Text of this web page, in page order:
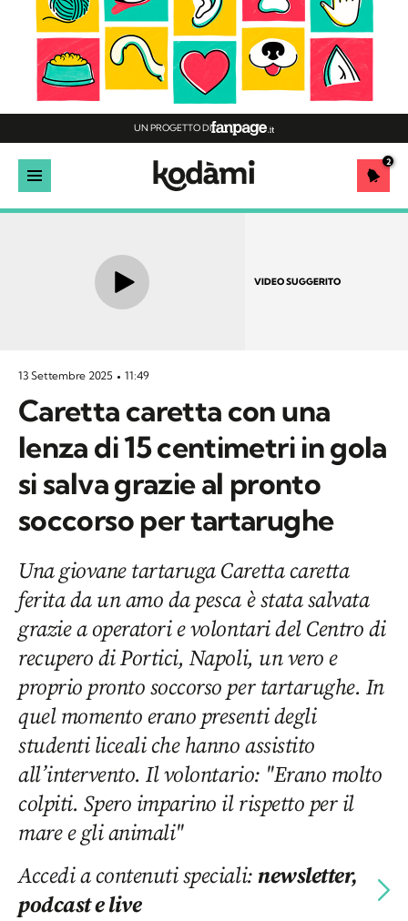
UN PROGETTO DI
2
VIDEO SUGGERITO
13 Settembre 2025 11:49
Caretta caretta con una
lenza di 15 centimetri in gola
si salva grazie al pronto
soccorso per tartarughe
Una giovane tartaruga Caretta caretta
ferita da un amo da pesca è stata salvata
grazie a operatori e volontari del Centro di
recupero di Portici, Napoli, un vero e
proprio pronto soccorso per tartarughe. In
quel momento erano presenti degli
studenti liceali che hanno assistito
all’intervento. Il volontario: "Erano molto
colpiti. Spero imparino il rispetto per il
mare e gli animali"
Accedi a contenuti speciali:newsletter,
podcast e live